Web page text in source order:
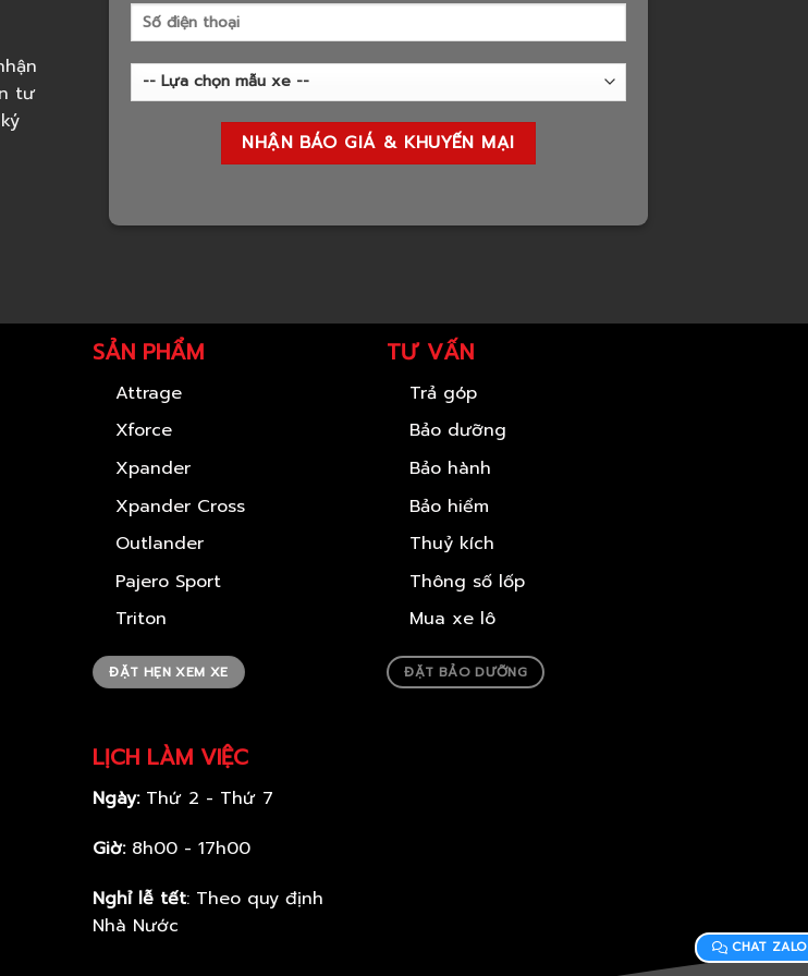
tư
SẢN PHẨM
Attrage
Xforce
Xpander
Xpander Cross
Outlander
Pajero Sport
Triton
ĐẶT HẸN XEM XE
LỊCH LÀM VIỆC
Ngày:Thứ 2 - Thứ 7
Giờ:8h00 - 17h00
Nghỉ lễ tết: Theo quy định
Nhà Nước
TƯ VẤN
Trả góp
Bảo dưỡng
Bảo hành
Bảo hiểm
Thuỷ kích
Thông số lốp
Mua xe lô
ĐẶT BẢO DƯỠNG
CHAT ZALO